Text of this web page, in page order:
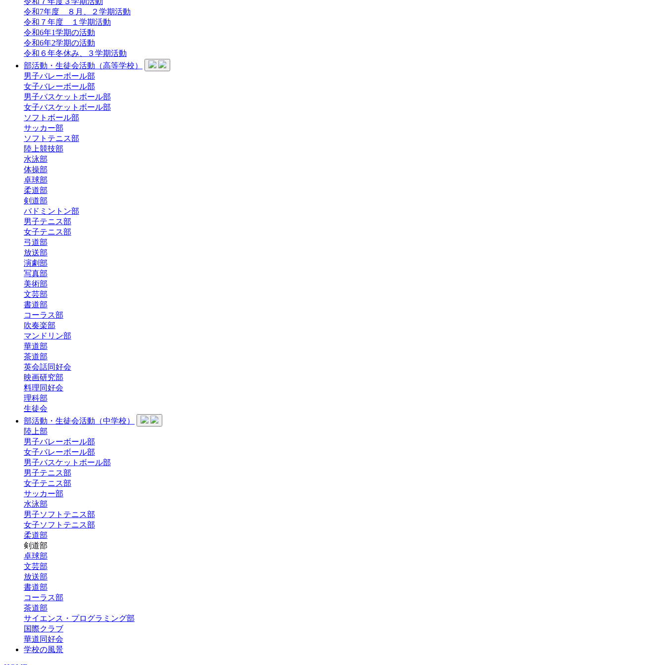
令和7年度 ８月、２学期活動
令和７年度 １学期活動
令和6年1学期の活動
令和6年2学期の活動
令和６年冬休み、３学期活動
部活動・生徒会活動（高等学校）
男子バレーボール部
女子バレーボール部
男子バスケットボール部
女子バスケットボール部
ソフトボール部
サッカー部
ソフトテニス部
陸上競技部
水泳部
体操部
卓球部
柔道部
剣道部
バドミントン部
男子テニス部
女子テニス部
弓道部
放送部
演劇部
写真部
美術部
文芸部
書道部
コーラス部
吹奏楽部
マンドリン部
華道部
茶道部
英会話同好会
映画研究部
料理同好会
理科部
生徒会
部活動・生徒会活動（中学校）
陸上部
男子バレーボール部
女子バレーボール部
男子バスケットボール部
男子テニス部
女子テニス部
サッカー部
水泳部
男子ソフトテニス部
女子ソフトテニス部
柔道部
剣道部
卓球部
文芸部
放送部
書道部
コーラス部
茶道部
サイエンス・プログラミング部
国際クラブ
華道同好会
学校の風景